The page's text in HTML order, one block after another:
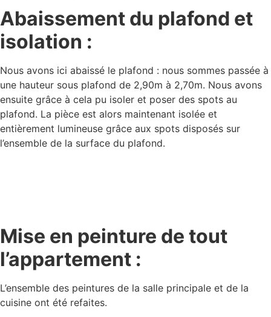
Abaissement du plafond et
isolation :
Nous avons ici abaissé le plafond : nous sommes passée à
une hauteur sous plafond de 2,90m à 2,70m. Nous avons
ensuite grâce à cela pu isoler et poser des spots au
plafond. La pièce est alors maintenant isolée et
entièrement lumineuse grâce aux spots disposés sur
l’ensemble de la surface du plafond.
Mise en peinture de tout
l’appartement :
L’ensemble des peintures de la salle principale et de la
cuisine ont été refaites.